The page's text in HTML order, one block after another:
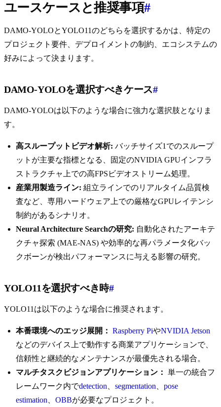
ユースケースと推奨事項#
DAMO-YOLOとYOLO11のどちらを選択するかは、特定の
プロジェクト要件、デプロイメントの制約、エコシステムの
好みによって決まります。
DAMO-YOLOを選択すべきケース#
DAMO-YOLOは以下のような場合に強力な選択肢となりま
す。
高スループットビデオ解析: バッチサイズ1でのスループ
ットが主要な指標となる、固定のNVIDIA GPUインフラ
ストラクチャ上での高FPSビデオストリーム処理。
産業用製造ライン: 組立ラインでのリアルタイム品質検
査など、専用ハードウェア上での厳格なGPUレイテンシ
制約があるシナリオ。
Neural Architecture Searchの研究: 自動化されたアーキテ
クチャ探索 (MAE-NAS) や効率的な再パラメータ化バッ
クボーンが検出パフォーマンスに与える影響の研究。
YOLO11を選択すべき時#
YOLO11は以下のような場合に推奨されます。
本番環境へのエッジ展開： Raspberry PiやNVIDIA Jetson
などのデバイス上で動作する商業アプリケーションで、
信頼性と継続的なメンテナンスが最優先される場合。
マルチタスクビジョンアプリケーション： 単一の統合フ
レームワーク内でdetection segmentation
pose
estimation
OBBが必要なプロジェクト。